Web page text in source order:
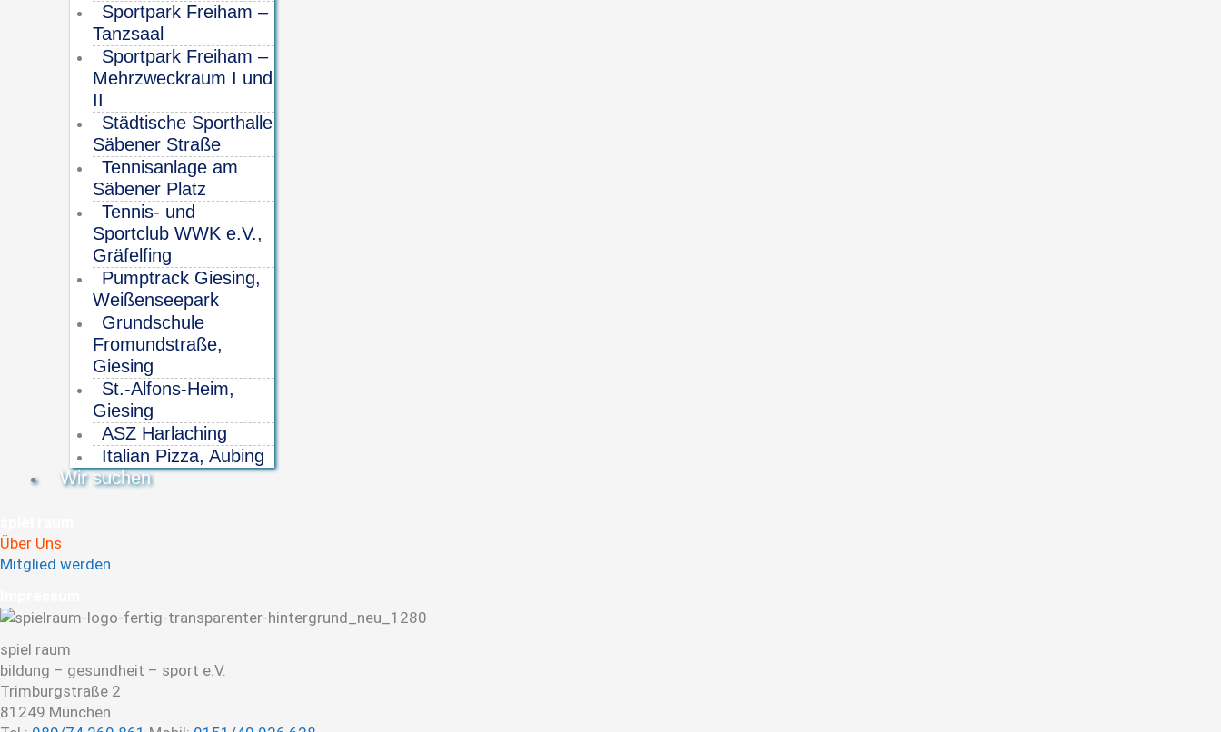
Sportpark Freiham –
Tanzsaal
Sportpark Freiham –
Mehrzweckraum I und
II
Städtische Sporthalle
Säbener Straße
Tennisanlage am
Säbener Platz
Tennis- und
Sportclub WWK e.V.,
Gräfelfing
Pumptrack Giesing,
Weißenseepark
Grundschule
Fromundstraße,
Giesing
St.-Alfons-Heim,
Giesing
ASZ Harlaching
Italian Pizza, Aubing
Wir suchen
Über Uns
Mitglied werden
spiel raum
bildung – gesundheit – sport e.V.
Trimburgstraße 2
81249 München